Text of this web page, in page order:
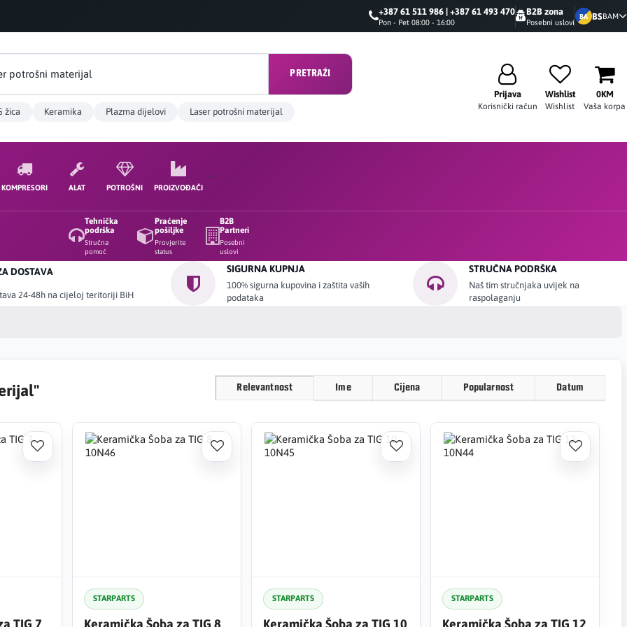
+387 61 511 986 | +387 61 493 470
Pon - Pet 08:00 - 16:00
B2B zona
Posebni uslovi
BA BSBAM
PRETRAŽI
žica Keramika Plazma dijelovi Laser potrošni materijal
Prijava
Korisnički račun
Wishlist
Wishlist
0KM
Vaša korpa
KOMPRESORI ALAT POTROŠNI PROIZVOĐAČI
Tehnička
podrška
Stručna
pomoć
Praćenje
pošiljke
Provjerite
status
B2B
Partneri
Posebni
uslovi
DOSTAVA
24-48h na cijeloj teritoriji BiH
SIGURNA KUPNJA
100% sigurna kupovina i zaštita vaših
podataka
STRUČNA PODRŠKA
Naš tim stručnjaka uvijek na
raspolaganju
Relevantnost Ime Cijena Popularnost Datum
TIG 7
STARPARTS
Keramička Šoba za TIG 8
STARPARTS
Keramička Šoba za TIG 10
STARPARTS
Keramička Šoba za TIG 12